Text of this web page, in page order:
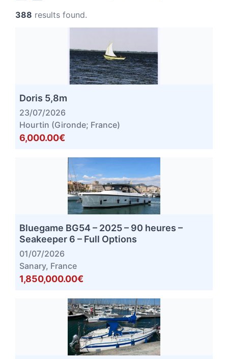
388 results found.
Doris 5,8m
23/07/2026
Hourtin (Gironde; France)
6,000.00€
Bluegame BG54 – 2025 – 90 heures –
Seakeeper 6 – Full Options
01/07/2026
Sanary, France
1,850,000.00€